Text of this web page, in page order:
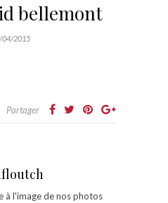
bellemont
04/2015
Partager
à l'image de nos photos